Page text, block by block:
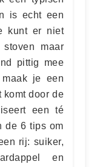
is echt een
kunt er niet
maar
pittig mee
je een
komt door de
een té
de 6 tips om
rij: suiker,
en